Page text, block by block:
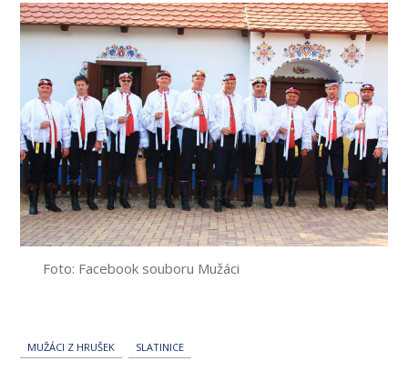
Foto: Facebook souboru Mužáci
MUŽÁCI Z HRUŠEK SLATINICE